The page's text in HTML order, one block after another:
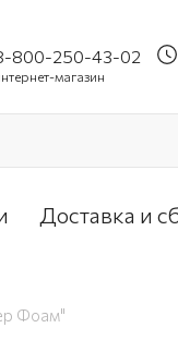
800-250-43-02
магазин
Доставка и
Фоам"